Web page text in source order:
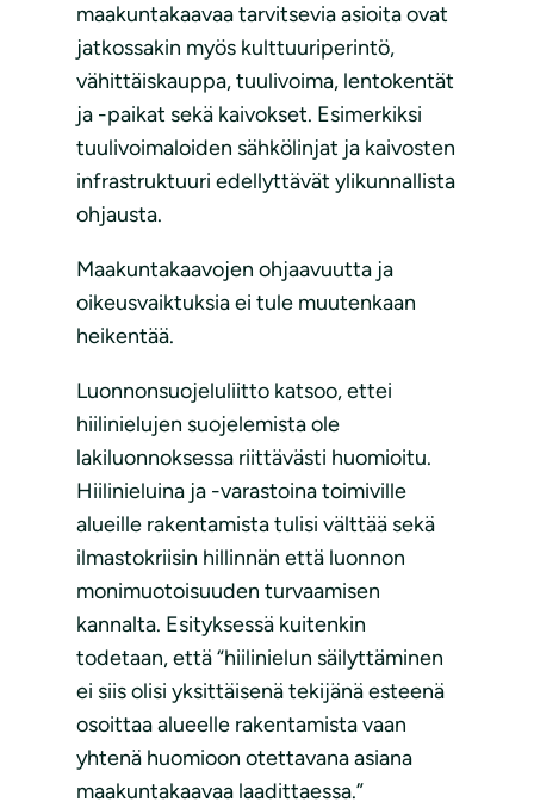
maakuntakaavaa tarvitsevia asioita ovat
jatkossakin myös kulttuuriperintö,
vähittäiskauppa, tuulivoima, lentokentät
ja -paikat sekä kaivokset. Esimerkiksi
tuulivoimaloiden sähkölinjat ja kaivosten
infrastruktuuri edellyttävät ylikunnallista
ohjausta.
Maakuntakaavojen ohjaavuutta ja
oikeusvaiktuksia ei tule muutenkaan
heikentää.
Luonnonsuojeluliitto katsoo, ettei
hiilinielujen suojelemista ole
lakiluonnoksessa riittävästi huomioitu.
Hiilinieluina ja -varastoina toimiville
alueille rakentamista tulisi välttää sekä
ilmastokriisin hillinnän että luonnon
monimuotoisuuden turvaamisen
kannalta. Esityksessä kuitenkin
todetaan, että “hiilinielun säilyttäminen
ei siis olisi yksittäisenä tekijänä esteenä
osoittaa alueelle rakentamista vaan
yhtenä huomioon otettavana asiana
maakuntakaavaa laadittaessa.”